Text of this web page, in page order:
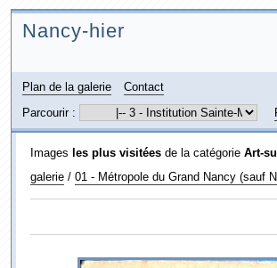
Nancy-hier
Plan de la galerie
Contact
Parcourir :
Images les plus visitéesde la catégorie Art-
galerie/ 01 - Métropole du Grand Nancy (sauf